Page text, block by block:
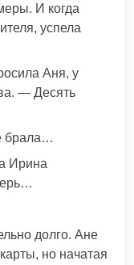
И когда
успела
Аня, у
— Десять
брала…
Ирина
долго. Ане
но начатая